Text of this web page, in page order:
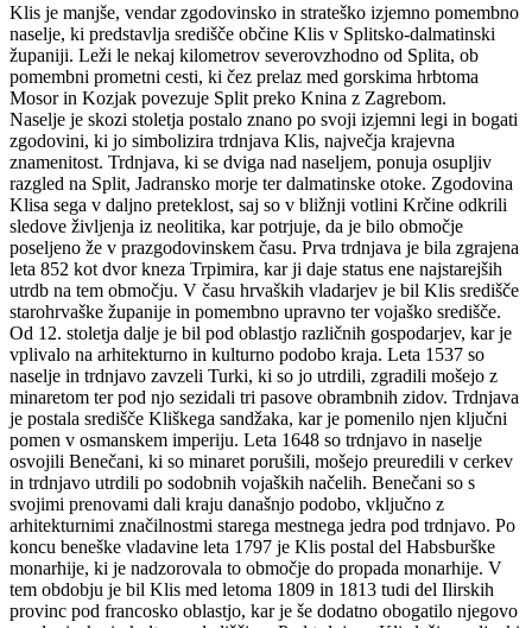
Klis je manjše, vendar zgodovinsko in strateško izjemno pomembno
naselje, ki predstavlja središče občine Klis v Splitsko-dalmatinski
županiji. Leži le nekaj kilometrov severovzhodno od Splita, ob
pomembni prometni cesti, ki čez prelaz med gorskima hrbtoma
Mosor in Kozjak povezuje Split preko Knina z Zagrebom.
Naselje je skozi stoletja postalo znano po svoji izjemni legi in bogati
zgodovini, ki jo simbolizira trdnjava Klis, največja krajevna
znamenitost. Trdnjava, ki se dviga nad naseljem, ponuja osupljiv
razgled na Split, Jadransko morje ter dalmatinske otoke. Zgodovina
Klisa sega v daljno preteklost, saj so v bližnji votlini Krčine odkrili
sledove življenja iz neolitika, kar potrjuje, da je bilo območje
poseljeno že v prazgodovinskem času. Prva trdnjava je bila zgrajena
leta 852 kot dvor kneza Trpimira, kar ji daje status ene najstarejših
utrdb na tem območju. V času hrvaških vladarjev je bil Klis središče
starohrvaške županije in pomembno upravno ter vojaško središče.
Od 12. stoletja dalje je bil pod oblastjo različnih gospodarjev, kar je
vplivalo na arhitekturno in kulturno podobo kraja. Leta 1537 so
naselje in trdnjavo zavzeli Turki, ki so jo utrdili, zgradili mošejo z
minaretom ter pod njo sezidali tri pasove obrambnih zidov. Trdnjava
je postala središče Kliškega sandžaka, kar je pomenilo njen ključni
pomen v osmanskem imperiju. Leta 1648 so trdnjavo in naselje
osvojili Benečani, ki so minaret porušili, mošejo preuredili v cerkev
in trdnjavo utrdili po sodobnih vojaških načelih. Benečani so s
svojimi prenovami dali kraju današnjo podobo, vključno z
arhitekturnimi značilnostmi starega mestnega jedra pod trdnjavo. Po
koncu beneške vladavine leta 1797 je Klis postal del Habsburške
monarhije, ki je nadzorovala to območje do propada monarhije. V
tem obdobju je bil Klis med letoma 1809 in 1813 tudi del Ilirskih
provinc pod francosko oblastjo, kar je še dodatno obogatilo njegovo